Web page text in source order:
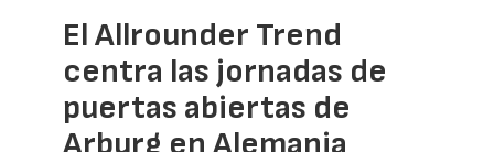
El Allrounder Trend
centra las jornadas de
puertas abiertas de